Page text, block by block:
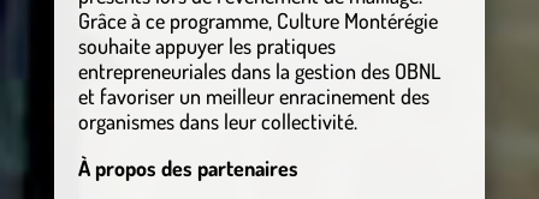
Grâce à ce programme, Culture Montérégie
souhaite appuyer les pratiques
entrepreneuriales dans la gestion des OBNL
et favoriser un meilleur enracinement des
organismes dans leur collectivité.
À propos des partenaires